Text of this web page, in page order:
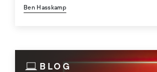
Ben Hasskamp
BLOG